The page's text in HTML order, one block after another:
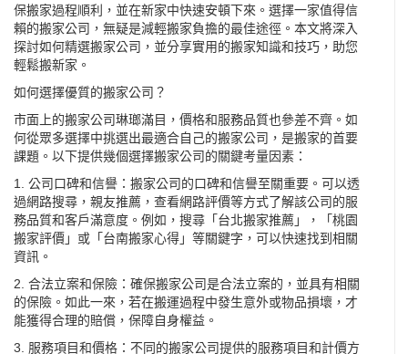
保搬家過程順利，並在新家中快速安頓下來。選擇一家值得信
賴的搬家公司，無疑是減輕搬家負擔的最佳途徑。本文將深入
探討如何精選搬家公司，並分享實用的搬家知識和技巧，助您
輕鬆搬新家。
如何選擇優質的搬家公司？
市面上的搬家公司琳瑯滿目，價格和服務品質也參差不齊。如
何從眾多選擇中挑選出最適合自己的搬家公司，是搬家的首要
課題。以下提供幾個選擇搬家公司的關鍵考量因素：
1. 公司口碑和信譽：搬家公司的口碑和信譽至關重要。可以透
過網路搜尋，親友推薦，查看網路評價等方式了解該公司的服
務品質和客戶滿意度。例如，搜尋「 台北搬家推薦」，「桃園
搬家評價」或「 台南搬家心得」等關鍵字，可以快速找到相關
資訊。
2. 合法立案和保險：確保搬家公司是合法立案的，並具有相關
的保險。如此一來，若在搬運過程中發生意外或物品損壞，才
能獲得合理的賠償，保障自身權益。
3. 服務項目和價格：不同的搬家公司提供的服務項目和計價方